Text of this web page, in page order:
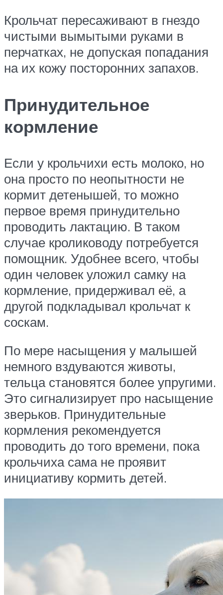
Крольчат пересаживают в гнездо
чистыми вымытыми руками в
перчатках, не допуская попадания
на их кожу посторонних запахов.
Принудительное
кормление
Если у крольчихи есть молоко, но
она просто по неопытности не
кормит детенышей, то можно
первое время принудительно
проводить лактацию. В таком
случае кролиководу потребуется
помощник. Удобнее всего, чтобы
один человек уложил самку на
кормление, придерживал её, а
другой подкладывал крольчат к
соскам.
По мере насыщения у малышей
немного вздуваются животы,
тельца становятся более упругими.
Это сигнализирует про насыщение
зверьков. Принудительные
кормления рекомендуется
проводить до того времени, пока
крольчиха сама не проявит
инициативу кормить детей.